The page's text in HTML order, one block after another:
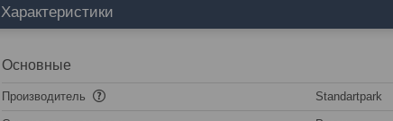
Характеристики
Основные
Производитель Standartpark